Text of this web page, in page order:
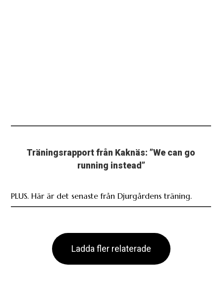
Träningsrapport från Kaknäs: ”We can go
running instead”
PLUS. Här är det senaste från Djurgårdens träning.
Ladda fler relaterade